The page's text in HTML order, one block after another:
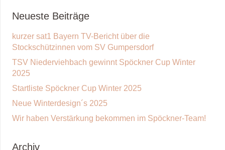
Neueste Beiträge
kurzer sat1 Bayern TV-Bericht über die
Stockschützinnen vom SV Gumpersdorf
TSV Niederviehbach gewinnt Spöckner Cup Winter
2025
Startliste Spöckner Cup Winter 2025
Neue Winterdesign´s 2025
Wir haben Verstärkung bekommen im Spöckner-Team!
Archiv